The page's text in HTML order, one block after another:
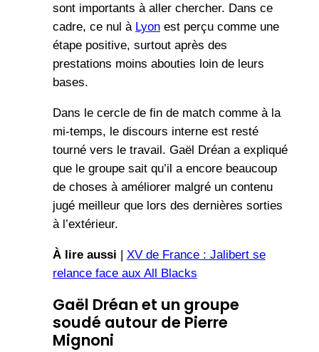
sont importants à aller chercher. Dans ce
cadre, ce nul à Lyonest perçu comme une
étape positive, surtout après des
prestations moins abouties loin de leurs
bases.
Dans le cercle de fin de match comme à la
mi-temps, le discours interne est resté
tourné vers le travail. Gaël Dréan a expliqué
que le groupe sait qu’il a encore beaucoup
de choses à améliorer malgré un contenu
jugé meilleur que lors des dernières sorties
à l’extérieur.
À lire aussi | XV de France : Jalibert se
relance face aux All Blacks
Gaël Dréan et un groupe
soudé autour de Pierre
Mignoni